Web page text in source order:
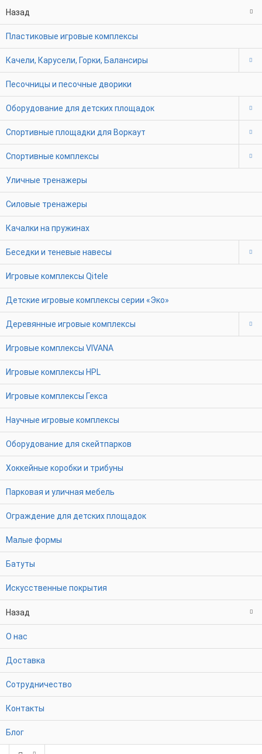
Назад
Пластиковые игровые комплексы
Качели, Карусели, Горки, Балансиры
Песочницы и песочные дворики
Оборудование для детских площадок
Спортивные площадки для Воркаут
Спортивные комплексы
Уличные тренажеры
Силовые тренажеры
Качалки на пружинах
Беседки и теневые навесы
Игровые комплексы Qitele
Детские игровые комплексы серии «Эко»
Деревянные игровые комплексы
Игровые комплексы VIVANA
Игровые комплексы HPL
Игровые комплексы Гекса
Научные игровые комплексы
Оборудование для скейтпарков
Хоккейные коробки и трибуны
Парковая и уличная мебель
Ограждение для детских площадок
Малые формы
Батуты
Искусственные покрытия
Назад
О нас
Доставка
Сотрудничество
Контакты
Блог